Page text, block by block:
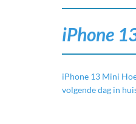
iPhone
iPhone 13 Mini
volgende dag in